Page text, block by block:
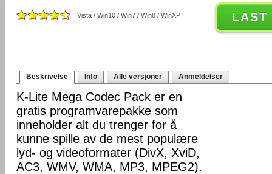
Vista / Win10 / Win7 / Win8 / WinXP LAST
Beskrivelse Info Alle versjoner Anmeldelser
K-Lite Mega Codec Pack er en
gratis programvarepakke som
inneholder alt du trenger for å
kunne spille av de mest populære
lyd- og videoformater (DivX, XviD,
AC3, WMV, WMA, MP3, MPEG2).